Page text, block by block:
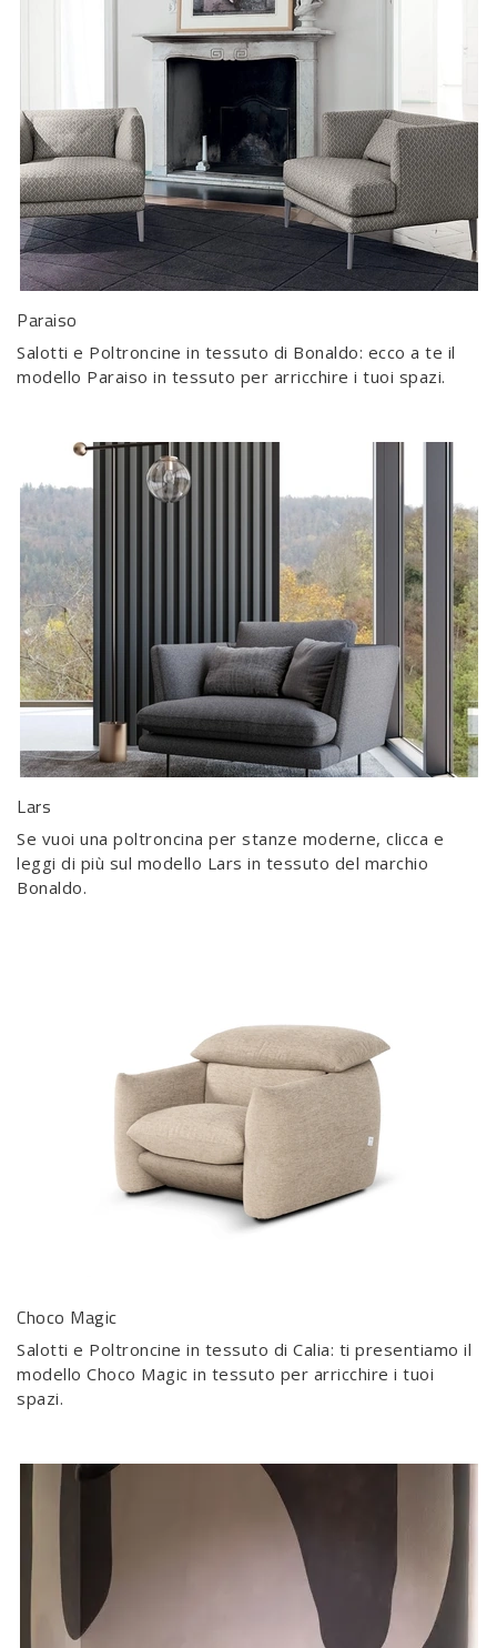
Paraiso
Salotti e Poltroncine in tessuto di Bonaldo: ecco a te il
modello Paraiso in tessuto per arricchire i tuoi spazi.
Lars
Se vuoi una poltroncina per stanze moderne, clicca e
leggi di più sul modello Lars in tessuto del marchio
Bonaldo.
Choco Magic
Salotti e Poltroncine in tessuto di Calia: ti presentiamo il
modello Choco Magic in tessuto per arricchire i tuoi
spazi.